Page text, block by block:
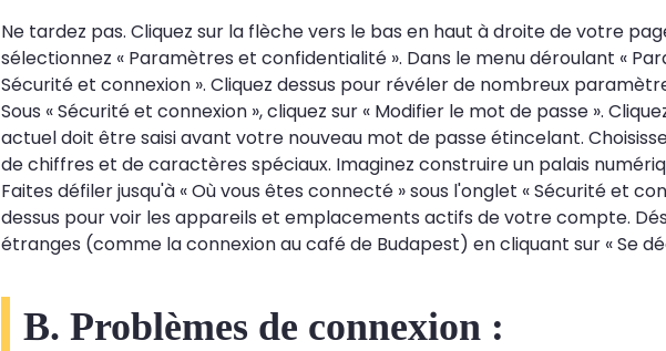
Ne tardez pas. Cliquez sur la flèche vers le bas en haut à droite de votre
sélectionnez « Paramètres et confidentialité ». Dans le menu déroulant «
Sécurité et connexion ». Cliquez dessus pour révéler de nombreux
Sous « Sécurité et connexion », cliquez sur « Modifier le mot de passe ».
actuel doit être saisi avant votre nouveau mot de passe étincelant.
de chiffres et de caractères spéciaux. Imaginez construire un palais
Faites défiler jusqu'à « Où vous êtes connecté » sous l'onglet « Sécurité et
dessus pour voir les appareils et emplacements actifs de votre compte.
étranges (comme la connexion au café de Budapest) en cliquant sur « Se
B. Problèmes de connexion :